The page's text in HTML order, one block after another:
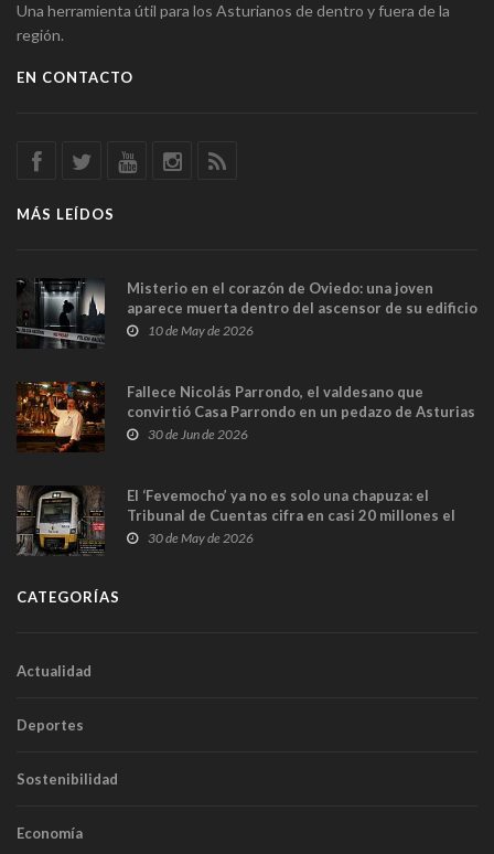
Una herramienta útil para los Asturianos de dentro y fuera de la
región.
EN CONTACTO
MÁS LEÍDOS
Misterio en el corazón de Oviedo: una joven
aparece muerta dentro del ascensor de su edificio
y las cámaras captan sus últimos minutos
10 de May de 2026
Fallece Nicolás Parrondo, el valdesano que
convirtió Casa Parrondo en un pedazo de Asturias
en Madrid
30 de Jun de 2026
El ‘Fevemocho’ ya no es solo una chapuza: el
Tribunal de Cuentas cifra en casi 20 millones el
sobrecoste de los trenes que no cabían por los
30 de May de 2026
CATEGORÍAS
Actualidad
Deportes
Sostenibilidad
Economía